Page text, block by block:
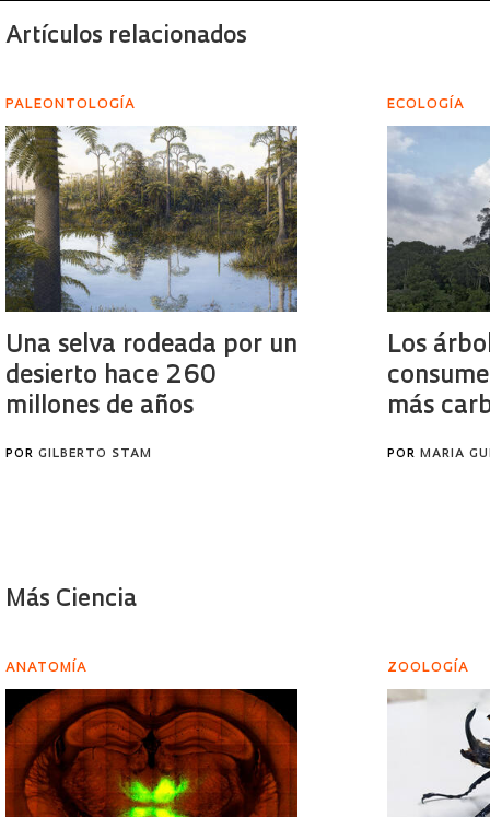
Artículos relacionados
PALEONTOLOGÍA
Una selva rodeada por un
desierto hace 260
millones de años
POR GILBERTO STAM
ECOLOGÍA
Los
más
PORMARIA
Más Ciencia
ANATOMÍA ZOOLOGÍA